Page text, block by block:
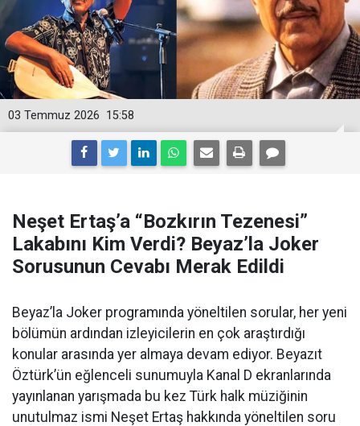
15:58
03 Temmuz 2026
Neşet Ertaş’a “Bozkırın Tezenesi”
Lakabını Kim Verdi? Beyaz’la Joker
Sorusunun Cevabı Merak Edildi
Beyaz’la Joker programında yöneltilen sorular, her yeni
bölümün ardından izleyicilerin en çok araştırdığı
konular arasında yer almaya devam ediyor. Beyazıt
Öztürk’ün eğlenceli sunumuyla Kanal D ekranlarında
yayınlanan yarışmada bu kez Türk halk müziğinin
unutulmaz ismi Neşet Ertaş hakkında yöneltilen soru